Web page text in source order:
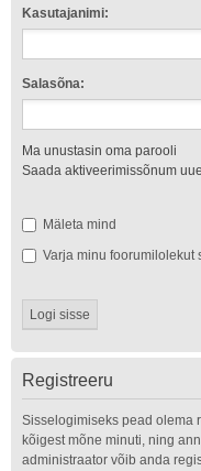
Kasutajanimi:
Salasõna:
Ma unustasin oma parooli
Saada aktiveerimissõnum
Mäleta mind
Varja minu foorumilolekut
Registreeru
Sisselogimiseks pead olema
kõigest mõne minuti, ning
administraator võib anda